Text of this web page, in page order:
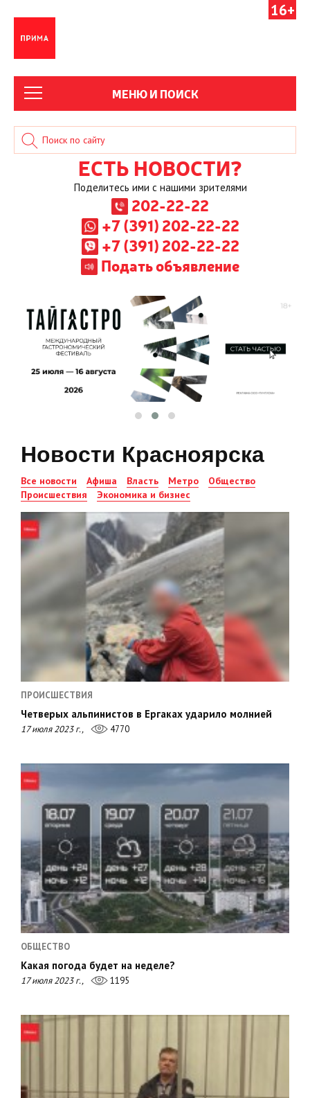
16+
МЕНЮ И ПОИСК
ЕСТЬ НОВОСТИ?
Поделитесь ими с нашими зрителями
202-22-22
+7 (391) 202-22-22
+7 (391) 202-22-22
Подать объявление
Новости Красноярска
Все новости Афиша Власть Метро
Общество
Происшествия
Экономика и бизнес
ПРОИСШЕСТВИЯ
Четверых альпинистов в Ергаках ударило молнией
17 июля 2023 г., 4770
ОБЩЕСТВО
Какая погода будет на неделе?
17 июля 2023 г., 1195